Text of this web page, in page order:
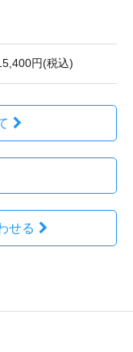
円(税込)
せる